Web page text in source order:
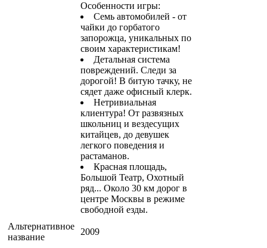
Особенности игры:
Семь автомобилей - от
чайки до горбатого
запорожца, уникальных по
своим характеристикам!
Детальная система
повреждений. Следи за
дорогой! В битую тачку, не
сядет даже офисный клерк.
Нетривиальная
клиентура! От развязных
школьниц и вездесущих
китайцев, до девушек
легкого поведения и
растаманов.
Красная площадь,
Большой Театр, Охотный
ряд... Около 30 км дорог в
центре Москвы в режиме
свободной езды.
Альтернативное
название
2009